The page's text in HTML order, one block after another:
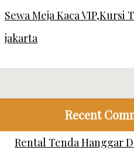
Sewa Meja Kaca VIP,Kursi
jakarta
Recent
Rental Tenda Hanggar